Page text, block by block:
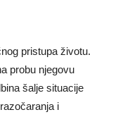
pristupa životu.
probu njegovu
šalje situacije
i